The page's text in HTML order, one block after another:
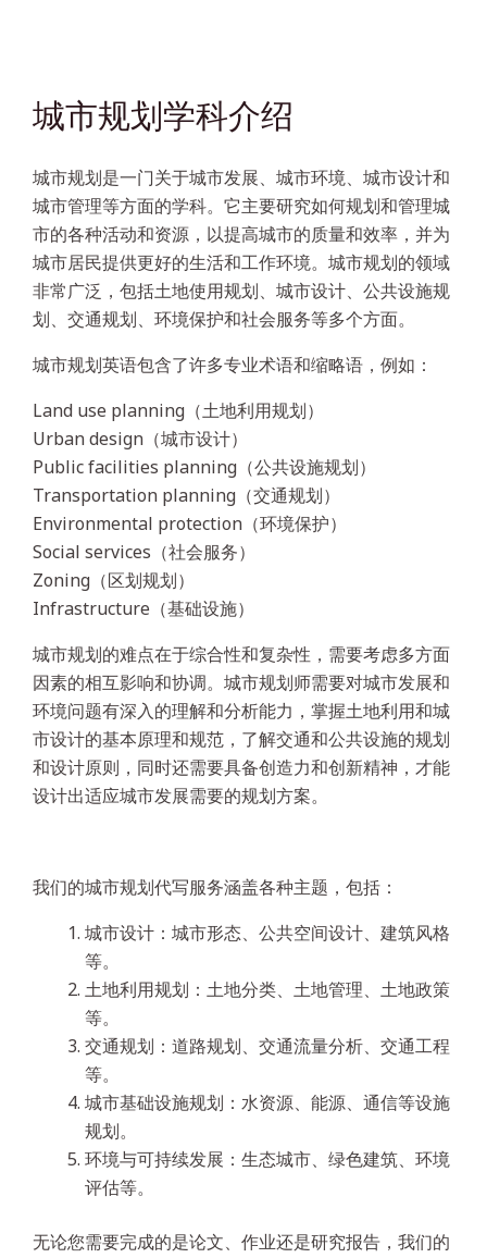
城市规划学科介绍
城市规划是一门关于城市发展、城市环境、城市设计和
城市管理等方面的学科。它主要研究如何规划和管理城
市的各种活动和资源，以提高城市的质量和效率，并为
城市居民提供更好的生活和工作环境。城市规划的领域
非常广泛，包括土地使用规划、城市设计、公共设施规
划、交通规划、环境保护和社会服务等多个方面。
城市规划英语包含了许多专业术语和缩略语，例如：
Land use planning（土地利用规划）
Urban design（城市设计）
Public facilities planning（公共设施规划）
Transportation planning（交通规划）
Environmental protection（环境保护）
Social services（社会服务）
Zoning（区划规划）
Infrastructure（基础设施）
城市规划的难点在于综合性和复杂性，需要考虑多方面
因素的相互影响和协调。城市规划师需要对城市发展和
环境问题有深入的理解和分析能力，掌握土地利用和城
市设计的基本原理和规范，了解交通和公共设施的规划
和设计原则，同时还需要具备创造力和创新精神，才能
设计出适应城市发展需要的规划方案。
我们的城市规划代写服务涵盖各种主题，包括：
城市设计：城市形态、公共空间设计、建筑风格
等。
土地利用规划：土地分类、土地管理、土地政策
等。
交通规划：道路规划、交通流量分析、交通工程
等。
城市基础设施规划：水资源、能源、通信等设施
规划。
环境与可持续发展：生态城市、绿色建筑、环境
评估等。
无论您需要完成的是论文、作业还是研究报告，我们的